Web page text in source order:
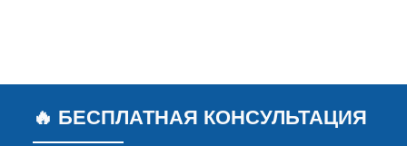
🔥 БЕСПЛАТНАЯ КОНСУЛЬТАЦИЯ